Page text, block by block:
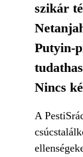
szikár
Putyin-
Nincs
A